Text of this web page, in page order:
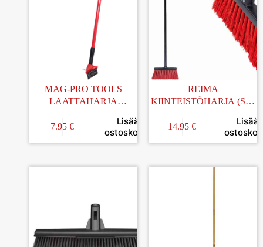
MAG-PRO TOOLS
LAATTAHARJA
PUHDISTUKSEEN
7.95 €
Lisää
ostoskoriin
REIMA
KIINTEISTÖHARJA (SIS.
14.95 €
Lisää